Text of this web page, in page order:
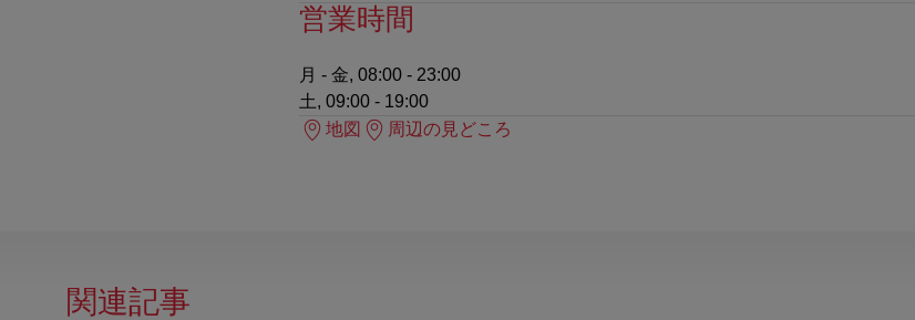
営業時間
月 - 金, 08:00 - 23:00
土, 09:00 - 19:00
地図
周辺の見どころ
関連記事